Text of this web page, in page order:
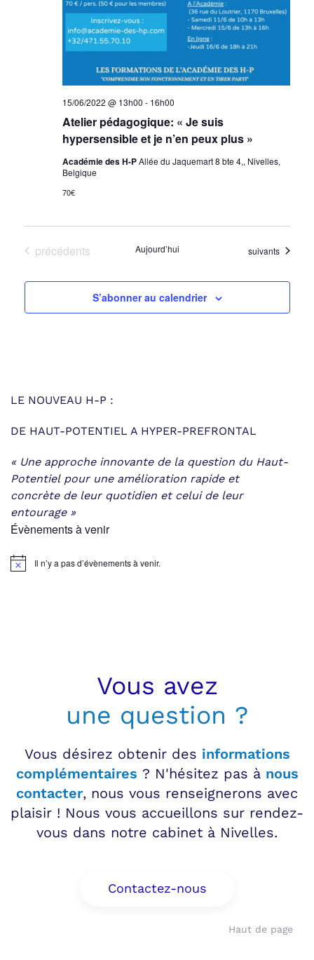
Atelier pédagogique: « Je suis
hypersensible et je n’en peux plus »
15/06/2022 @ 13h00 - 16h00
Académie des H-PAllée du Jaquemart 8 bte 4,, Nivelles,
Belgique
70€
Évènements
précédents Aujourd’hui Évènements
suivants
S’abonner au calendrier
LE NOUVEAU H-P :
DE HAUT-POTENTIEL A HYPER-PREFRONTAL
« Une approche innovante de la question du Haut-
Potentiel pour une amélioration rapide et
concrète de leur quotidien et celui de leur
entourage »
Évènements à venir
Notice Il n’y a pas d’évènements à venir.
Vous avez
une question ?
Vous désirez obtenir des informations
complémentaires ? N'hésitez pas à nous
contacter, nous vous renseignerons avec
plaisir ! Nous vous accueillons sur rendez-
vous dans notre cabinet à Nivelles.
Contactez-nous
Haut de page